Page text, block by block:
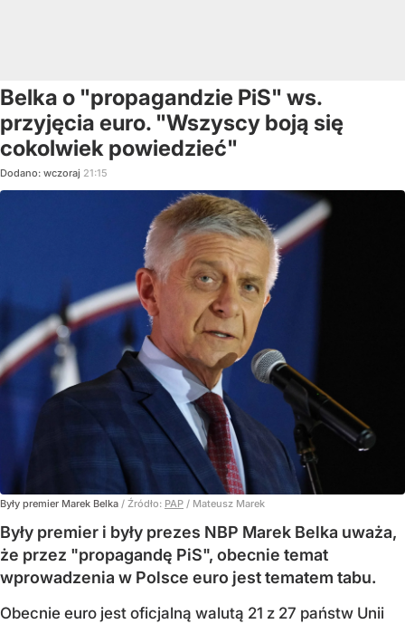
Belka o "propagandzie PiS" ws.
przyjęcia euro. "Wszyscy boją się
cokolwiek powiedzieć"
Dodano: wczoraj 21:15
Były premier Marek Belka / Źródło: PAP / Mateusz Marek
Były premier i były prezes NBP Marek Belka uważa,
że przez "propagandę PiS", obecnie temat
wprowadzenia w Polsce euro jest tematem tabu.
Obecnie euro jest oficjalną walutą 21 z 27 państw Unii